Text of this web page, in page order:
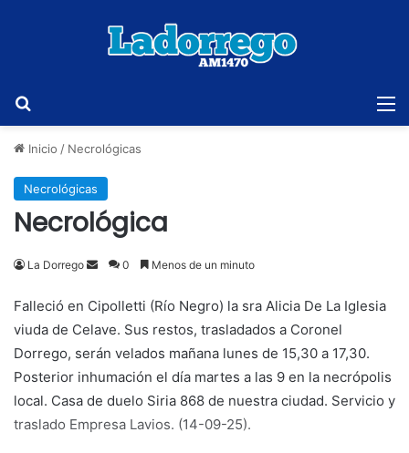
Inicio / Necrológicas
Necrológicas
Necrológica
La Dorrego
Send
email
0 Menos de un minuto
Falleció en Cipolletti (Río Negro) la sra Alicia De La Iglesia
viuda de Celave. Sus restos, trasladados a Coronel
Dorrego, serán velados mañana lunes de 15,30 a 17,30.
Posterior inhumación el día martes a las 9 en la necrópolis
local. Casa de duelo Siria 868 de nuestra ciudad. Servicio y
traslado Empresa Lavios. (14-09-25).